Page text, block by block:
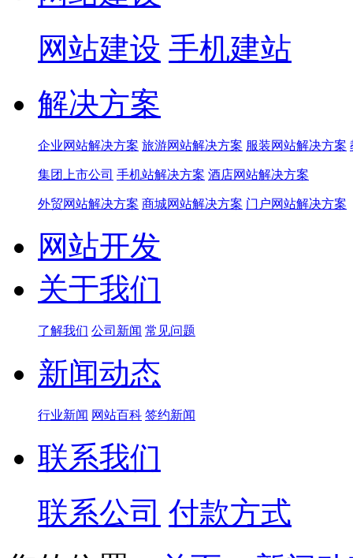
网站建设 手机建站
解决方案
企业网站解决方案 旅游网站解决方案 服装网站解决方案
集团上市公司 手机站解决方案 酒店网站解决方案
外贸网站解决方案 商城网站解决方案 门户网站解决方案
网站开发
关于我们
了解我们 公司新闻 常见问题
新闻动态
行业新闻 网站百科 签约新闻
联系我们
联系公司 付款方式